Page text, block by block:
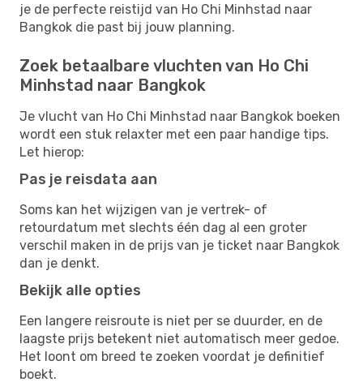
je de perfecte reistijd van Ho Chi Minhstad naar
Bangkok die past bij jouw planning.
Zoek betaalbare vluchten van Ho Chi
Minhstad naar Bangkok
Je vlucht van Ho Chi Minhstad naar Bangkok boeken
wordt een stuk relaxter met een paar handige tips.
Let hierop:
Pas je reisdata aan
Soms kan het wijzigen van je vertrek- of
retourdatum met slechts één dag al een groter
verschil maken in de prijs van je ticket naar Bangkok
dan je denkt.
Bekijk alle opties
Een langere reisroute is niet per se duurder, en de
laagste prijs betekent niet automatisch meer gedoe.
Het loont om breed te zoeken voordat je definitief
boekt.